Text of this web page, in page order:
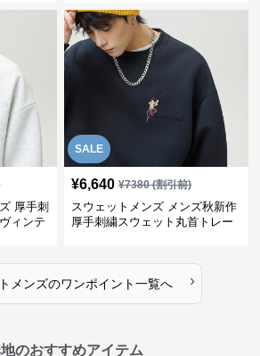
厚手刺
ィンテ
SALE
¥6,640 ¥7380(割引前)
スウェットメンズ メンズ秋新作
厚手刺繍スウェット丸首トレー
メンズのワンポイント一覧へ ›
のおすすめアイテム